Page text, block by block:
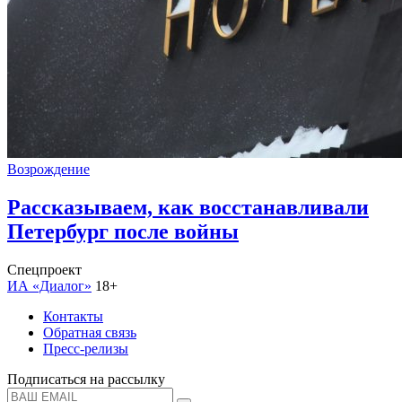
Возрождение
Рассказываем, как восстанавливали
Петербург после войны
Спецпроект
ИА «Диалог» 18+
Контакты
Обратная связь
Пресс-релизы
Подписаться на рассылку